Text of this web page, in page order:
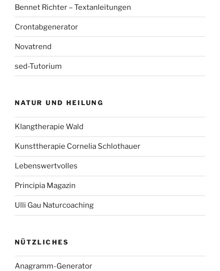
Bennet Richter – Textanleitungen
Crontabgenerator
Novatrend
sed-Tutorium
NATUR UND HEILUNG
Klangtherapie Wald
Kunsttherapie Cornelia Schlothauer
Lebenswertvolles
Principia Magazin
Ulli Gau Naturcoaching
NÜTZLICHES
Anagramm-Generator